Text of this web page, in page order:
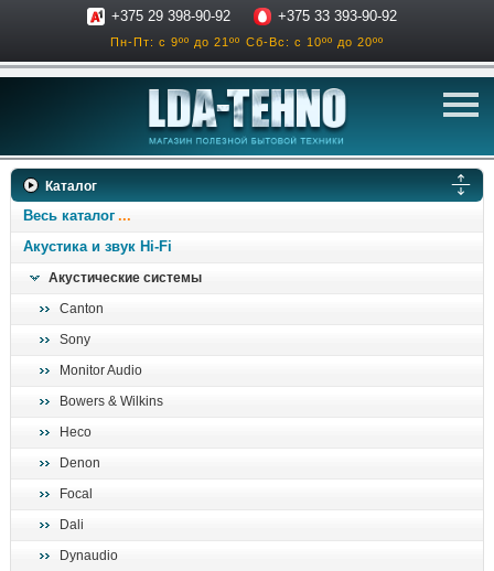
+375 29 398-90-92 +375 33 393-90-92
Пн-Пт: с 9ºº до 21ºº Сб-Вс: с 10ºº до 20ºº
телевизоры
ресиверы, усилители
Каталог
Весь каталог
Акустика и звук Hi-Fi
Акустические системы
Canton
Sony
Monitor Audio
Bowers & Wilkins
Heco
Denon
Focal
Dali
Dynaudio